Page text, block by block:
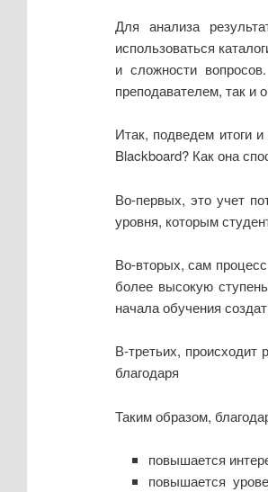
Для анализа
использоваться
и сложности
преподавателем, так и
Итак, подведем итоги
Blackboard? Как она
Во-первых, это учет
уровня, которым
Во-вторых, сам
более высокую
начала обучения
В-третьих, происходит
благодаря
Таким образом,
повышается
повышается